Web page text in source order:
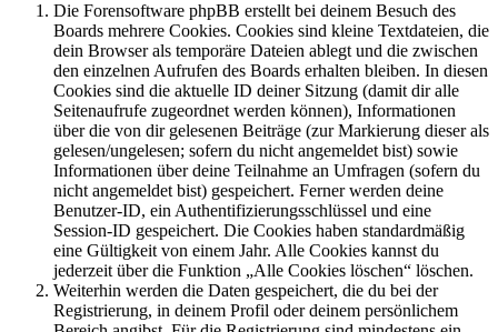
Die Forensoftware phpBB erstellt bei deinem Besuch des
Boards mehrere Cookies. Cookies sind kleine Textdateien, die
dein Browser als temporäre Dateien ablegt und die zwischen
den einzelnen Aufrufen des Boards erhalten bleiben. In diesen
Cookies sind die aktuelle ID deiner Sitzung (damit dir alle
Seitenaufrufe zugeordnet werden können), Informationen
über die von dir gelesenen Beiträge (zur Markierung dieser als
gelesen/ungelesen; sofern du nicht angemeldet bist) sowie
Informationen über deine Teilnahme an Umfragen (sofern du
nicht angemeldet bist) gespeichert. Ferner werden deine
Benutzer-ID, ein Authentifizierungsschlüssel und eine
Session-ID gespeichert. Die Cookies haben standardmäßig
eine Gültigkeit von einem Jahr. Alle Cookies kannst du
jederzeit über die Funktion „Alle Cookies löschen“ löschen.
Weiterhin werden die Daten gespeichert, die du bei der
Registrierung, in deinem Profil oder deinem persönlichem